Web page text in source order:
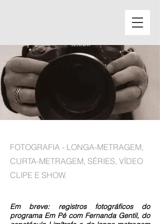
Projetos
FOTOGRAFIA - LONGA-METRAGEM,
CURTA-METRAGEM, SÉRIES, VÍDEO
CLIPE E SHOW.
Em breve: registros fotográficos do
programa Em Pé com Fernanda Gentil, do